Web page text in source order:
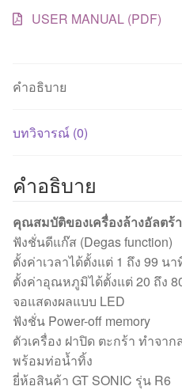
USER MANUAL (PDF)
คำอธิบาย
บทวิจารณ์ (0)
คำอธิบาย
คุณสมบัติของเครื่องล้างอัลตร้
ฟังชั่นดีแก๊ส (Degas function)
ตั้งค่าเวลาได้ตั้งแต่ 1 ถึง 99 นา
ตั้งค่าอุณหภูมิได้ตั้งแต่ 20 ถึง
จอแสดงผลแบบ LED
ฟังชั่น Power-off memory
ตัวเครื่อง ฝาปิด ตะกร้า ทำจา
พร้อมท่อน้ำทิ้ง
ยี่ห้อสินค้า GT SONIC รุ่น R6